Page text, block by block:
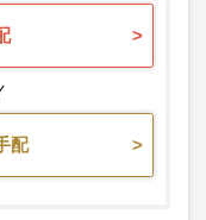
配